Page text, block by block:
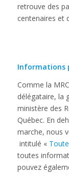
retrouve des
centenaires et
Informations
Comme la
délégataire, la
ministère des
Québec. En
marche, nous
intitulé «
toutes
pouvez